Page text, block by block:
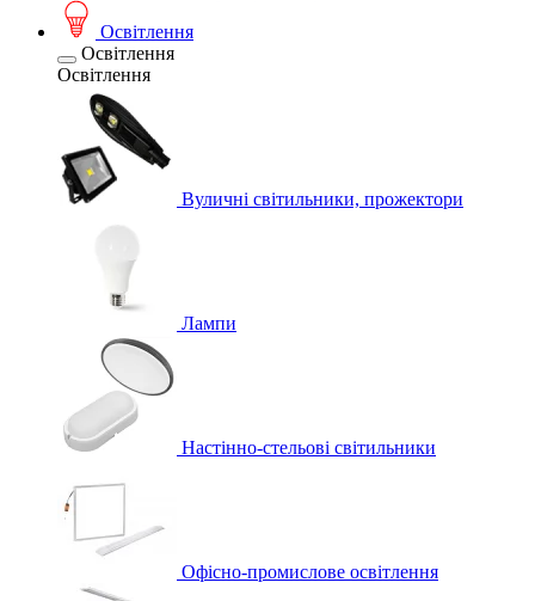
Освітлення
Освітлення
Освітлення
Вуличні світильники, прожектори
Лампи
Настінно-стельові світильники
Офісно-промислове освітлення